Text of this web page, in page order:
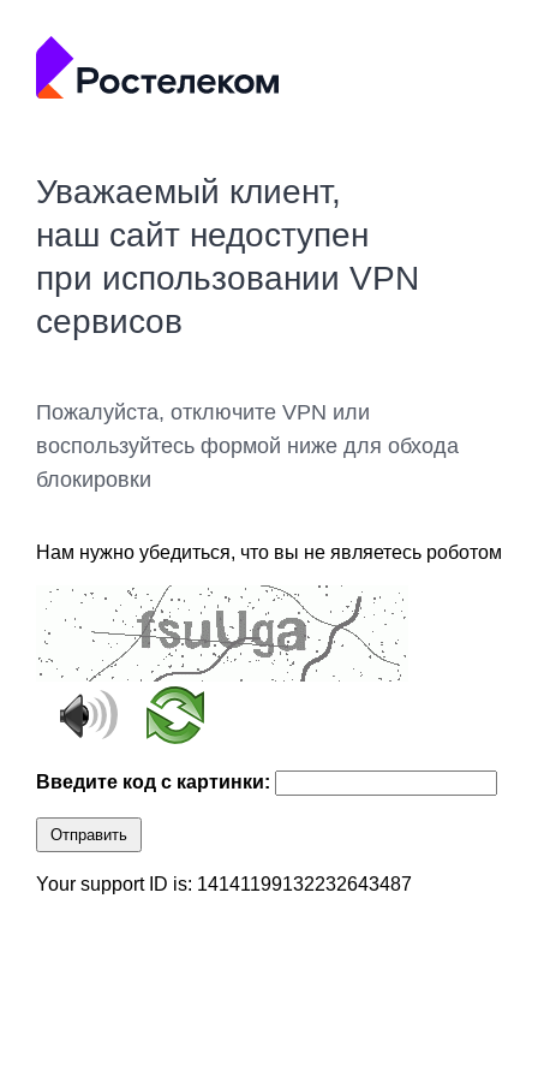
Уважаемый клиент,
наш сайт недоступен
при использовании VPN
сервисов
Пожалуйста, отключите VPN или
воспользуйтесь формой ниже для обхода
блокировки
Нам нужно убедиться, что вы не являетесь роботом
Введите код с картинки:
Отправить
Your support ID is: 14141199132232643487